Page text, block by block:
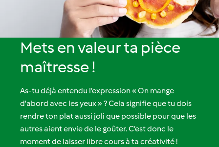
Mets en valeur ta pièce
maîtresse !
As-tu déjà entendu l’expression « On mange
d'abord avec les yeux » ? Cela signifie que tu dois
rendre ton plat aussi joli que possible pour que les
autres aient envie de le goûter. C’est donc le
moment de laisser libre cours à ta créativité !